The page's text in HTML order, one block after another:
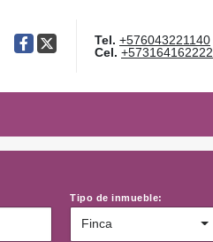
Facebook
X Tel. +576043221140
Cel. +573164162222
Tipo de inmueble:
Finca